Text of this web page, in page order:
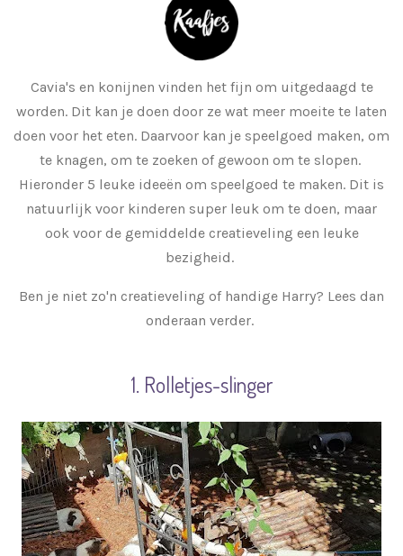
Cavia's en konijnen vinden het fijn om uitgedaagd te
worden. Dit kan je doen door ze wat meer moeite te laten
doen voor het eten. Daarvoor kan je speelgoed maken, om
te knagen, om te zoeken of gewoon om te slopen.
Hieronder 5 leuke ideeën om speelgoed te maken. Dit is
natuurlijk voor kinderen super leuk om te doen, maar
ook voor de gemiddelde creatieveling een leuke
bezigheid.
Ben je niet zo'n creatieveling of handige Harry? Lees dan
onderaan verder.
1. Rolletjes-slinger